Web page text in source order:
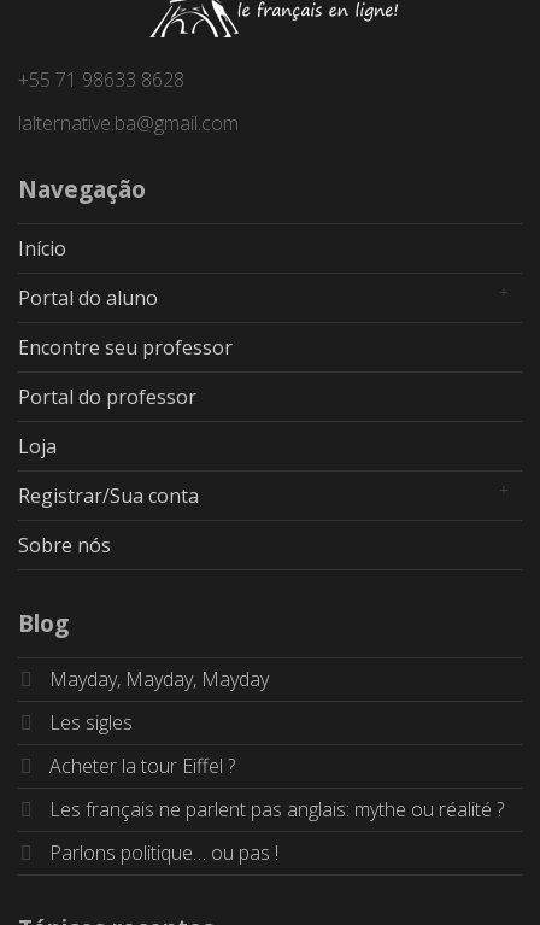
+55 71 98633 8628
lalternative.ba@gmail.com
Navegação
Início
Portal do aluno
Encontre seu professor
Portal do professor
Loja
Registrar/Sua conta
Sobre nós
Blog
Mayday, Mayday, Mayday
Les sigles
Acheter la tour Eiffel ?
Les français ne parlent pas anglais: mythe ou réalité ?
Parlons politique… ou pas !